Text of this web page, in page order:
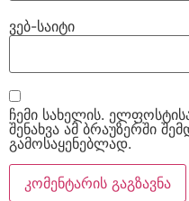
ვებ-საიტი
ჩემი სახელის.
შენახვა ამ ბრაუზერში
გამოსაყენებლად.